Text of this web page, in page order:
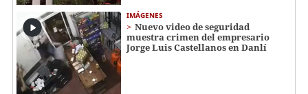
IMÁGENES
Nuevo video de seguridad
muestra crimen del empresario
Jorge Luis Castellanos en Danlí